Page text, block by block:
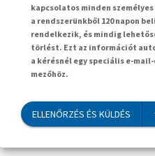
kapcsolatos minden
a rendszerünkből 120 napon
rendelkezik, és mindig
törlést. Ezt az információt
a kérésnél egy speciális e-
mezőhöz.
ELLENŐRZÉS ÉS KÜLDÉS